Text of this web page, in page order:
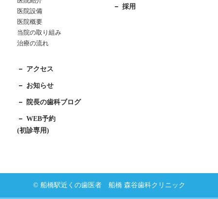
医院設備
医院概要
当院の取り組み
治療の流れ
採用
アクセス
お知らせ
院長の歯科ブログ
WEB予約
(初診専用)
© 船橋駅近くの歯医者 船橋 森谷歯科クリニック